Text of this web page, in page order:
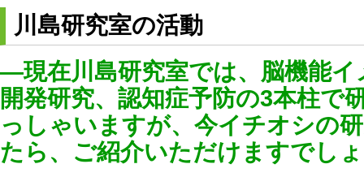
川島研究室の活動
―現在川島研究室では、脳機能イ
開発研究、認知症予防の3本柱で
っしゃいますが、今イチオシの
たら、ご紹介いただけますでし